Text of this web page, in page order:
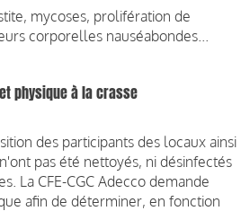
mycoses, prolifération de
corporelles nauséabondes...
physique à la crasse
des participants des locaux ainsi
pas été nettoyés, ni désinfectés
La CFE-CGC Adecco demande
afin de déterminer, en fonction